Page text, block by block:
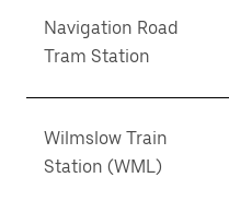
Navigation Road
Tram Station
Wilmslow Train
Station (WML)